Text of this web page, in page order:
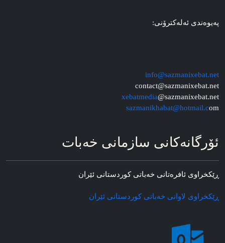
په‌یوه‌ندی ئه‌له‌کترۆنی:
info@sazmanixebat.net
contact@sazmanixebat.net
xebatmedia@sazmanixebat.net
sazmanikhabat@hotmail.com
ئۆرگانه‌کانی سازمانی خه‌بات
ڕێکخراوی ئافره‌تانی خه‌باتی کوردستانی ئێران
ڕێکخراوی لاوانی خه‌باتی کوردستانی ئێران